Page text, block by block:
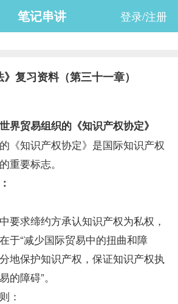
笔记串讲 登录/注册
复习资料（第三十一章）
界贸易组织的《知识产权协定》
知识产权协定》是国际知识产权
重要标志。
求缔约方承认知识产权为私权，
于“减少国际贸易中的扭曲和障
地保护知识产权，保证知识产权执
障碍”。
：